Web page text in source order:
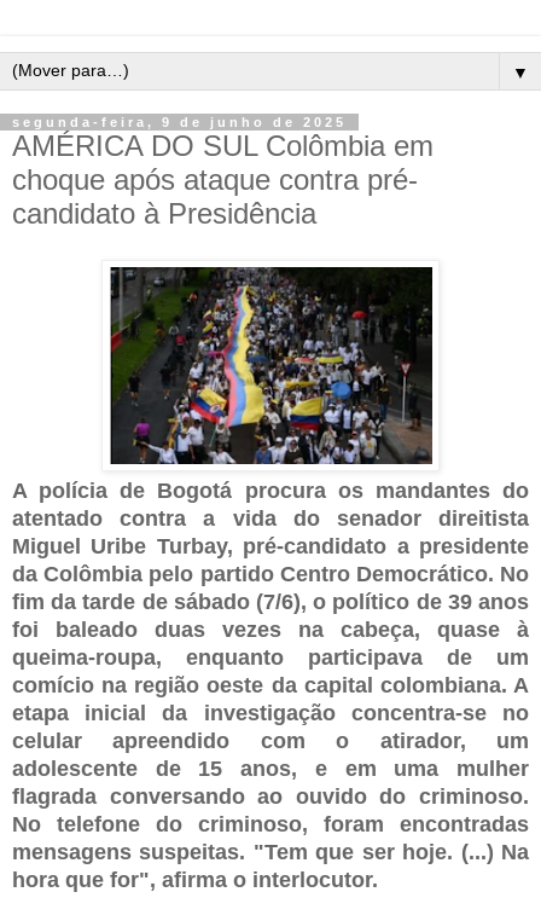
▼
segunda-feira, 9 de junho de 2025
AMÉRICA DO SUL Colômbia em
choque após ataque contra pré-
candidato à Presidência
A polícia de Bogotá procura os mandantes do
atentado contra a vida do senador direitista
Miguel Uribe Turbay, pré-candidato a presidente
da Colômbia pelo partido Centro Democrático. No
fim da tarde de sábado (7/6), o político de 39 anos
foi baleado duas vezes na cabeça, quase à
queima-roupa, enquanto participava de um
comício na região oeste da capital colombiana. A
etapa inicial da investigação concentra-se no
celular apreendido com o atirador, um
adolescente de 15 anos, e em uma mulher
flagrada conversando ao ouvido do criminoso.
No telefone do criminoso, foram encontradas
mensagens suspeitas. "Tem que ser hoje. (...) Na
hora que for", afirma o interlocutor.